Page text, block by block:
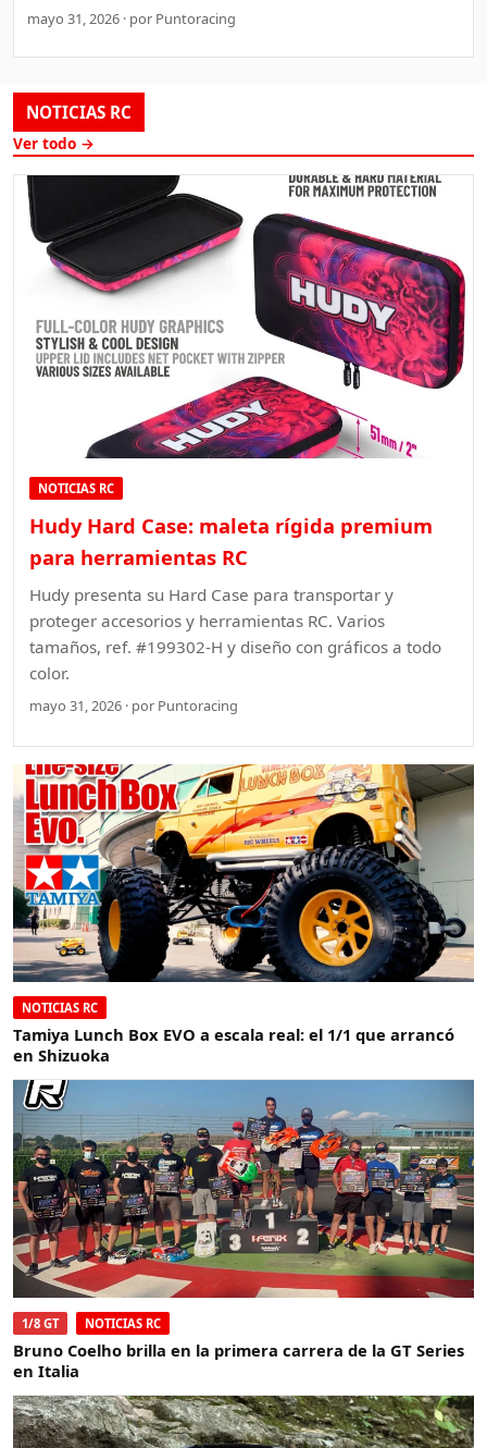
mayo 31, 2026 · por Puntoracing
NOTICIAS RC
Ver todo →
NOTICIAS RC
Hudy Hard Case: maleta rígida premium
para herramientas RC
Hudy presenta su Hard Case para transportar y
proteger accesorios y herramientas RC. Varios
tamaños, ref. #199302-H y diseño con gráficos a todo
color.
mayo 31, 2026 · por Puntoracing
NOTICIAS RC
Tamiya Lunch Box EVO a escala real: el 1/1 que arrancó
en Shizuoka
1/8 GT NOTICIAS RC
Bruno Coelho brilla en la primera carrera de la GT Series
en Italia